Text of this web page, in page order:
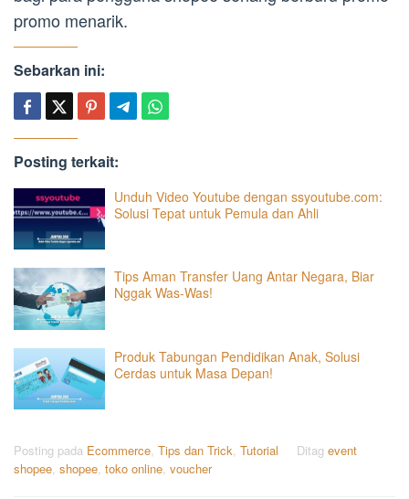
promo menarik.
Sebarkan ini:
Posting terkait:
Unduh Video Youtube dengan ssyoutube.com:
Solusi Tepat untuk Pemula dan Ahli
Tips Aman Transfer Uang Antar Negara, Biar
Nggak Was-Was!
Produk Tabungan Pendidikan Anak, Solusi
Cerdas untuk Masa Depan!
Posting pada Ecommerce, Tips dan Trick, Tutorial Ditag event
shopee, shopee, toko online, voucher